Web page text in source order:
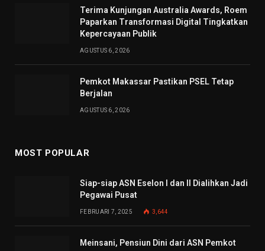
Terima Kunjungan Australia Awards, Roem
Paparkan Transformasi Digital Tingkatkan
Kepercayaan Publik
AGUSTUS 6, 2026
Pemkot Makassar Pastikan PSEL Tetap
Berjalan
AGUSTUS 6, 2026
MOST POPULAR
Siap-siap ASN Eselon I dan II Dialihkan Jadi
Pegawai Pusat
FEBRUARI 7, 2025 3,644
Meinsani, Pensiun Dini dari ASN Pemkot